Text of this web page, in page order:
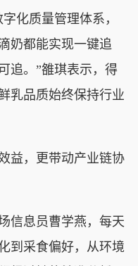
化质量管理体系，
奶都能实现一键追
追。”雒琪表示，得
乳品质始终保持行业
，更带动产业链协
息员曹学燕，每天
到采食偏好，从环境